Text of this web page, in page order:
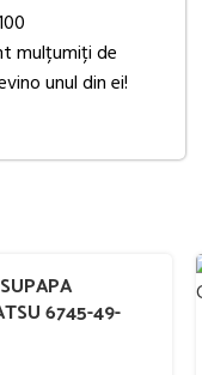
mulțumiți de
unul din ei!
6745-49-